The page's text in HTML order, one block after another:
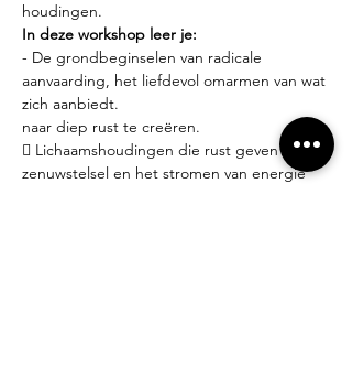
houdingen.
In deze workshop leer je:
- De grondbeginselen van radicale
aanvaarding, het liefdevol omarmen van wat
zich aanbiedt.
naar diep rust te creëren.
 Lichaamshoudingen die rust geven aan je
zenuwstelsel en het stromen van energie